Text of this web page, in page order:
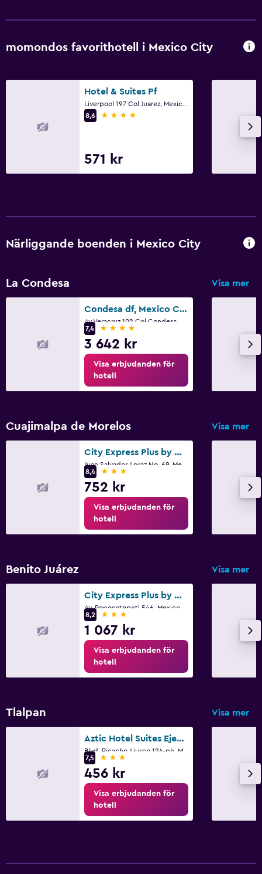
momondos favorithotell i Mexico City
Hotel & Suites Pf
8,6
4 stjärnor
571 kr
Närliggande boenden i Mexico City
La Condesa Visa mer
Condesa df, Mexico City, a Member of Design Hotels
7,4
4 stjärnor
3 642 kr
Visa erbjudanden för
hotell
Cuajimalpa de Morelos Visa mer
City Express Plus by Marriott Ciudad de México Santa Fe
8,4
3 stjärnor
752 kr
Visa erbjudanden för
hotell
Benito Juárez Visa mer
City Express Plus by Marriott Ciudad de México Patio Universidad
8,2
3 stjärnor
1 067 kr
Visa erbjudanden för
hotell
Tlalpan Visa mer
Aztic Hotel Suites Ejecutivas
7,5
3 stjärnor
456 kr
Visa erbjudanden för
hotell